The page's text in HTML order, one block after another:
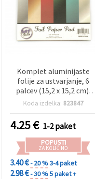
Komplet aluminijaste
folije za ustvarjanje, 6
palcev (15,2 x 15,2 cm),
250 g, 6 mešanih barv – 18
Koda izdelka: 823847
4.25€ 1-2 paket
POPUSTI
ZA KOLIČINO
3.40 €- 20 %3-4 paket
2.98 €- 30 %5 paket +